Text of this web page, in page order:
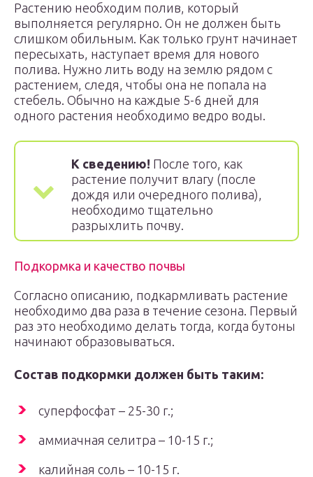
Растению необходим полив, который
выполняется регулярно. Он не должен быть
слишком обильным. Как только грунт начинает
пересыхать, наступает время для нового
полива. Нужно лить воду на землю рядом с
растением, следя, чтобы она не попала на
стебель. Обычно на каждые 5-6 дней для
одного растения необходимо ведро воды.
К сведению! После того, как
растение получит влагу (после
дождя или очередного полива),
необходимо тщательно
разрыхлить почву.
Подкормка и качество почвы
Согласно описанию, подкармливать растение
необходимо два раза в течение сезона. Первый
раз это необходимо делать тогда, когда бутоны
начинают образовываться.
Состав подкормки должен быть таким:
суперфосфат – 25-30 г.;
аммиачная селитра – 10-15 г.;
калийная соль – 10-15 г.